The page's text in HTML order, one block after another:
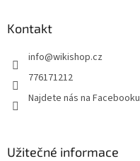
Kontakt
info@wikishop.cz
776171212
Najdete nás na Facebooku
Užitečné informace